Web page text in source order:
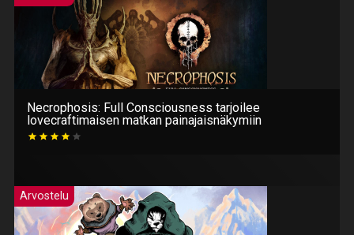
Necrophosis: Full Consciousness tarjoilee
lovecraftimaisen matkan painajaisnäkymiin
Arvostelu